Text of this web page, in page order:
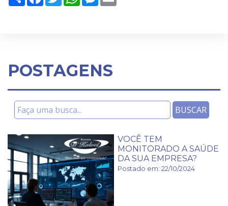
POSTAGENS
VOCÊ TEM
MONITORADO A SAÚDE
DA SUA EMPRESA?
Postado em: 22/10/2024